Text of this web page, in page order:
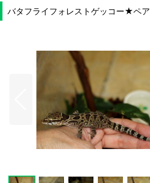
バタフライフォレストゲッコー★ペア